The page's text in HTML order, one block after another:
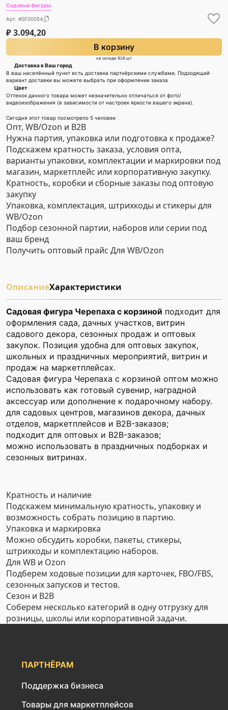
Садовые фигуры
Арт. #SF00054
₽3.094,20
В корзину
на складе 926 шт
Доставка в Ваш город
В ваш населённый пункт есть доставка партнёрскими службами. Подходящий
вариант доставки вы можете выбрать при оформлении заказа
Цвет
Оттенок данного товара может незначительно отличаться от фото/
видеоизображения (в зависимости от настроек яркости вашего экрана).
Сегодня этот товар посмотрело 5 человек
Опт, WB/Ozon и B2B
Нужна партия, упаковка или подготовка к продаже?
Подскажем кратность заказа, условия опта,
варианты упаковки, комплектации и маркировки под
магазин, маркетплейс или корпоративную закупку.
Кратность, коробки и сборные заказы под оптовую
закупку
Упаковка, комплектация, штрихкоды и стикеры для
WB/Ozon
Подбор сезонной партии, наборов или серии под
ваш бренд
Получить оптовый прайс Для WB/Ozon
ОписаниеХарактеристики
Садовая фигура Черепаха с корзиной подходит для
оформления сада, дачных участков, витрин
садового декора, сезонных продаж и оптовых
закупок. Позиция удобна для оптовых закупок,
школьных и праздничных мероприятий, витрин и
продаж на маркетплейсах.
Садовая фигура Черепаха с корзиной оптом можно
использовать как готовый сувенир, наградной
аксессуар или дополнение к подарочному набору.
для садовых центров, магазинов декора, дачных
отделов, маркетплейсов и B2B-заказов;
подходит для оптовых и B2B-заказов;
можно использовать в праздничных подборках и
сезонных витринах.
Кратность и наличие
Подскажем минимальную кратность, упаковку и
возможность собрать позицию в партию.
Упаковка и маркировка
Можно обсудить коробки, пакеты, стикеры,
штрихкоды и комплектацию наборов.
Для WB и Ozon
Подберем ходовые позиции для карточек, FBO/FBS,
сезонных запусков и тестов.
Сезон и B2B
Соберем несколько категорий в одну отгрузку для
розницы, школы или корпоративной задачи.
ПАРТНЁРАМ
Поддержка бизнеса
Товары для маркетплейсов